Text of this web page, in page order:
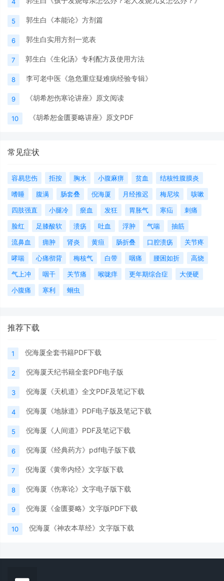
4
5 郭生白《本能论》方剂篇
6 郭生白实用方剂一览表
7 郭生白《生化汤》专利配方及使用方法
8 李可老中医《急危重症疑难病经验专辑》
9 《胡希恕伤寒论讲座》原文阅读
10 《胡希恕金匮要略讲座》原文PDF
常见症状
容易悲伤 拒按 胸水 小腹麻痹 贫血
结核性腹膜炎
嗜睡
腹满 肠套叠 倪海厦 月经推迟 梅尼埃
咳嗽
四肢强直
小腿冷 瘀血 发狂 胃胀气 寒疝
刺痛
脸红
足膝酸软 溃疡 吐血 浮肿 气喘
抽筋
流鼻血
痈肿 肾炎 黄疸 肠折叠 口腔溃疡
关节疼
哮喘
心痛彻背 梅核气 白带 咽痛 腰困如折
高烧
气上冲
咽干 关节痛 喉咙痒 更年期综合症
大便硬
小腹痛
寒利 蛔虫
推荐下载
1 倪海厦全套书籍PDF下载
2 倪海厦天纪书籍全套PDF电子版
3 倪海厦《天机道》全文PDF及笔记下载
4 倪海厦《地脉道》PDF电子版及笔记下载
5 倪海厦《人间道》PDF及笔记下载
6 倪海厦《经典药方》pdf电子版下载
7 倪海厦《黄帝内经》文字版下载
8 倪海厦《伤寒论》文字电子版下载
9 倪海厦《金匮要略》文字版PDF下载
10 倪海厦《神农本草经》文字版下载